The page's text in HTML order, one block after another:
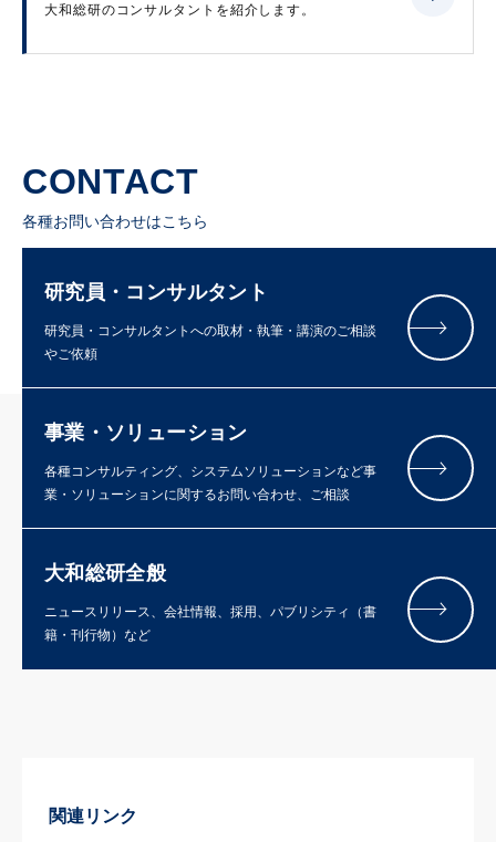
大和総研のコンサルタントを紹介します。
CONTACT
各種お問い合わせはこちら
研究員・コンサルタント
研究員・コンサルタントへの取材・執筆・講演のご相談
やご依頼
事業・ソリューション
各種コンサルティング、システムソリューションなど事
業・ソリューションに関するお問い合わせ、ご相談
大和総研全般
ニュースリリース、会社情報、採用、パブリシティ（書
籍・刊行物）など
関連リンク